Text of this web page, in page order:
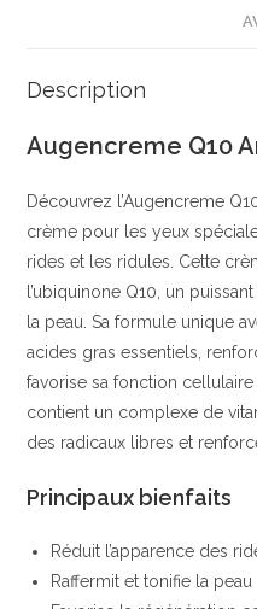
|
sans
nanoparticules,
parabènes,
paraffines/minérales
et
parfums
|
Balea
Description
Augencreme Q10
Découvrez l’Augencreme
crème pour les yeux
rides et les ridules. Cette
l’ubiquinone Q10, un
la peau. Sa formule unique
acides gras essentiels,
favorise sa fonction
contient un complexe de
des radicaux libres et
Principaux bienfaits
Réduit l’apparence des
Raffermit et tonifie la peau